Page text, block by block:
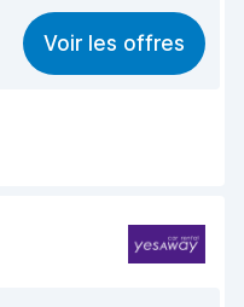
8,5
8,3
8,4
Voir les offres